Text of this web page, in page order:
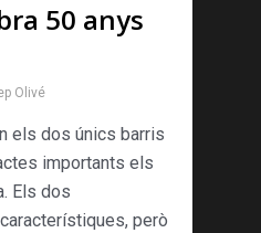
50 anys
Olivé
els dos únics barris
importants els
Els dos
però